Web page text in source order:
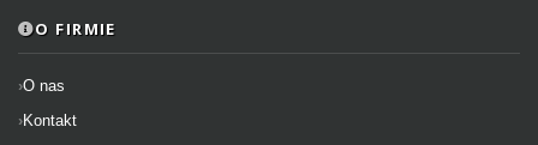
O FIRMIE
O nas
Kontakt